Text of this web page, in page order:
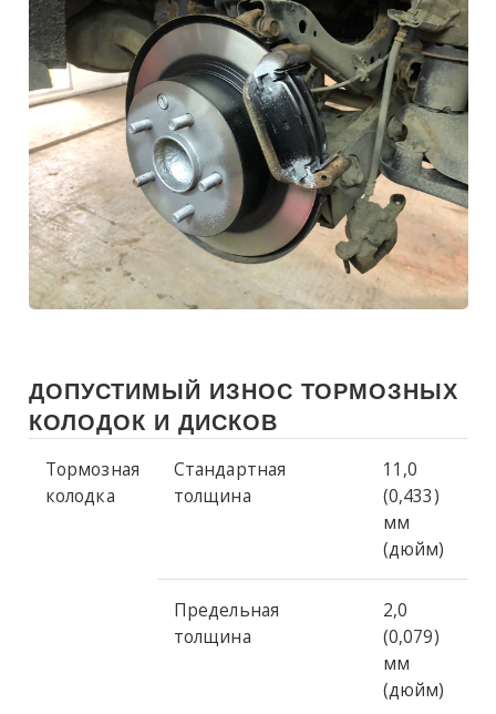
ДОПУСТИМЫЙ ИЗНОС ТОРМОЗНЫХ
КОЛОДОК И ДИСКОВ
Тормозная
колодка
Стандартная
толщина
11,0
(0,433)
мм
(дюйм)
Предельная
толщина
2,0
(0,079)
мм
(дюйм)